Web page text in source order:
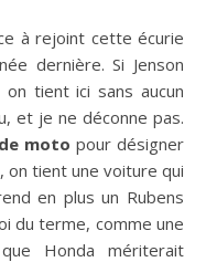
à rejoint cette écurie
dernière. Si Jenson
tient ici sans aucun
et je ne déconne pas.
de moto pour désigner
on tient une voiture qui
en plus un Rubens
du terme, comme une
Honda mériterait